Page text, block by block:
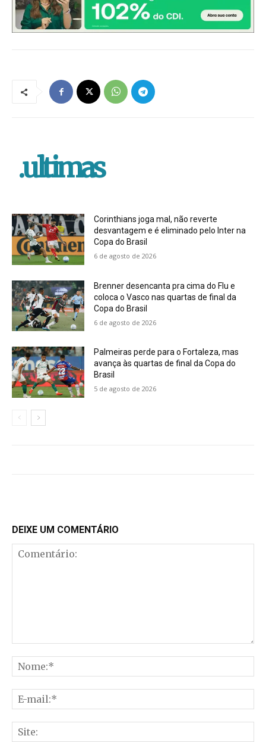
.ultimas
Corinthians joga mal, não reverte
desvantagem e é eliminado pelo Inter na
Copa do Brasil
6 de agosto de 2026
Brenner desencanta pra cima do Flu e
coloca o Vasco nas quartas de final da
Copa do Brasil
6 de agosto de 2026
Palmeiras perde para o Fortaleza, mas
avança às quartas de final da Copa do
Brasil
5 de agosto de 2026
DEIXE UM COMENTÁRIO